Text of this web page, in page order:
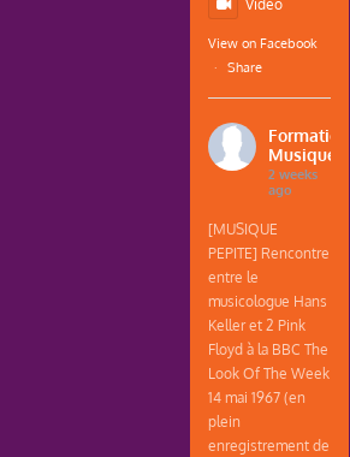
Vidéo
View on Facebook
·
Share
Formations
Musique
2 weeks
ago
[MUSIQUE
PEPITE] Rencontre
entre le
musicologue Hans
Keller et 2 Pink
Floyd à la BBC The
Look Of The Week
14 mai 1967 (en
plein
enregistrement de